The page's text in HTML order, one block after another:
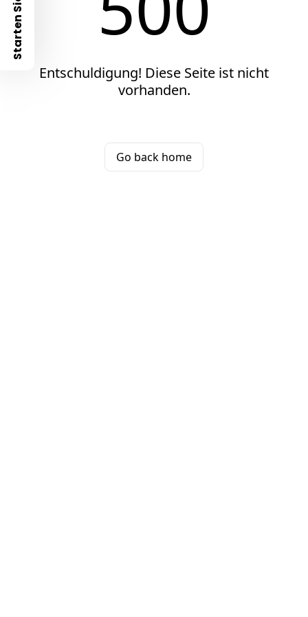
Entschuldigung! Diese Seite ist nicht
vorhanden.
Go back home